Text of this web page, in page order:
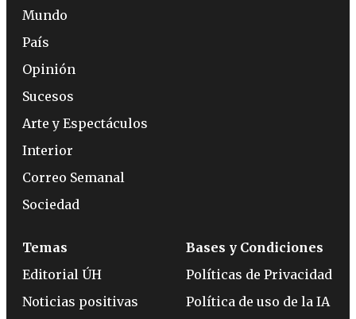
Mundo
País
Opinión
Sucesos
Arte y Espectáculos
Interior
Correo Semanal
Sociedad
Temas
Editorial ÚH
Noticias positivas
Bases y Condiciones
Políticas de Privacidad
Política de uso de la IA